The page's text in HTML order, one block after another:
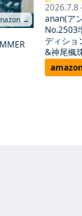
→
2026.7.8
anan(ア
No.2503
ディショ
&神尾楓
amazon